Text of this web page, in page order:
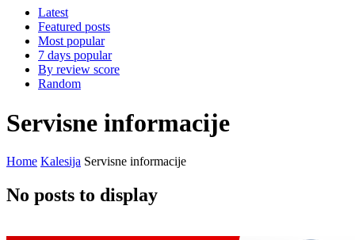
Latest
Featured posts
Most popular
7 days popular
By review score
Random
Servisne informacije
Home Kalesija Servisne informacije
No posts to display